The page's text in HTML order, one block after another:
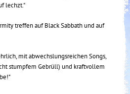
lechzt."
treffen auf Black Sabbath und auf
mit abwechslungsreichen Songs,
stumpfem Gebrüll) und kraftvollem